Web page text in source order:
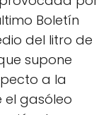
Boletín
del litro de
supone
a la
el gasóleo